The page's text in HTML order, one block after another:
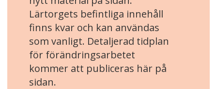
Lärtorgets befintliga innehåll
finns kvar och kan användas
som vanligt. Detaljerad tidplan
för förändringsarbetet
kommer att publiceras här på
sidan.